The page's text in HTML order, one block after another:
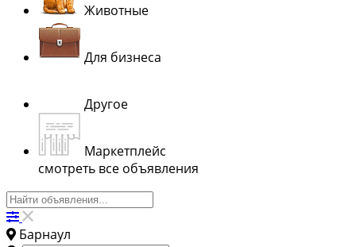
Животные
Для бизнеса
Другое
Маркетплейс
смотреть все объявления
Барнаул